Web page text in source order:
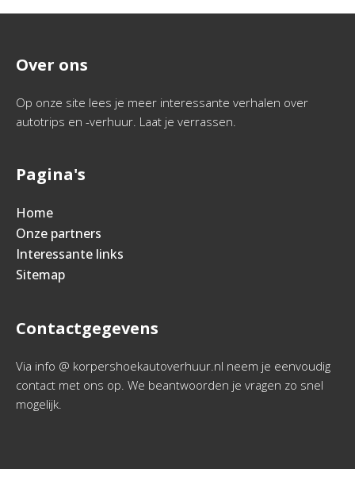
Over ons
Op onze site lees je meer interessante verhalen over
autotrips en -verhuur. Laat je verrassen.
Pagina's
Home
Onze partners
Interessante links
Sitemap
Contactgegevens
Via info @ korpershoekautoverhuur.nl neem je eenvoudig
contact met ons op. We beantwoorden je vragen zo snel
mogelijk.